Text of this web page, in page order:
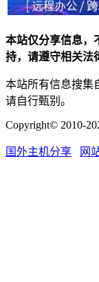
本站仅分享信息，
持，请遵守相关法
本站所有信息搜集
请自行甄别。
Copyright© 2010-
国外主机分享 网